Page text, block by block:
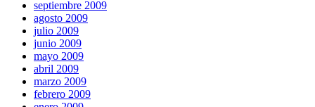
septiembre 2009
agosto 2009
julio 2009
junio 2009
mayo 2009
abril 2009
marzo 2009
febrero 2009